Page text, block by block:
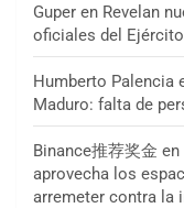
Guper en Revelan
oficiales del
Humberto Palencia
Maduro: falta de
Binance推荐奖金 en
aprovecha los
arremeter contra la